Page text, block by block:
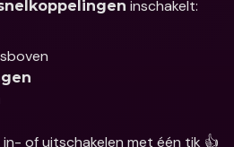
inschakelt:
of uitschakelen met één tik 👍